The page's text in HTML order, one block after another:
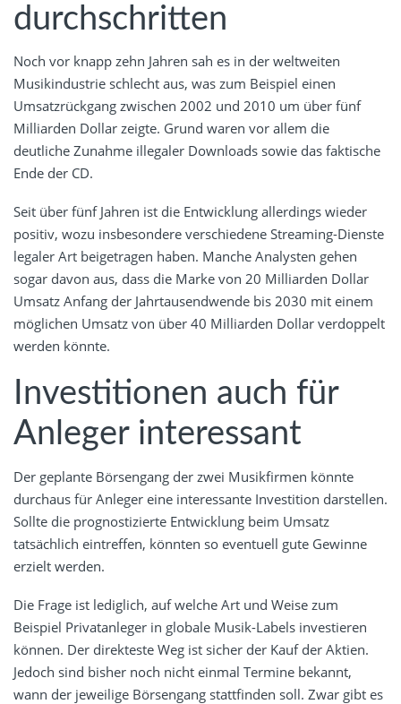
durchschritten
Noch vor knapp zehn Jahren sah es in der weltweiten
Musikindustrie schlecht aus, was zum Beispiel einen
Umsatzrückgang zwischen 2002 und 2010 um über fünf
Milliarden Dollar zeigte. Grund waren vor allem die
deutliche Zunahme illegaler Downloads sowie das faktische
Ende der CD.
Seit über fünf Jahren ist die Entwicklung allerdings wieder
positiv, wozu insbesondere verschiedene Streaming-Dienste
legaler Art beigetragen haben. Manche Analysten gehen
sogar davon aus, dass die Marke von 20 Milliarden Dollar
Umsatz Anfang der Jahrtausendwende bis 2030 mit einem
möglichen Umsatz von über 40 Milliarden Dollar verdoppelt
werden könnte.
Investitionen auch für
Anleger interessant
Der geplante Börsengang der zwei Musikfirmen könnte
durchaus für Anleger eine interessante Investition darstellen.
Sollte die prognostizierte Entwicklung beim Umsatz
tatsächlich eintreffen, könnten so eventuell gute Gewinne
erzielt werden.
Die Frage ist lediglich, auf welche Art und Weise zum
Beispiel Privatanleger in globale Musik-Labels investieren
können. Der direkteste Weg ist sicher der Kauf der Aktien.
Jedoch sind bisher noch nicht einmal Termine bekannt,
wann der jeweilige Börsengang stattfinden soll. Zwar gibt es